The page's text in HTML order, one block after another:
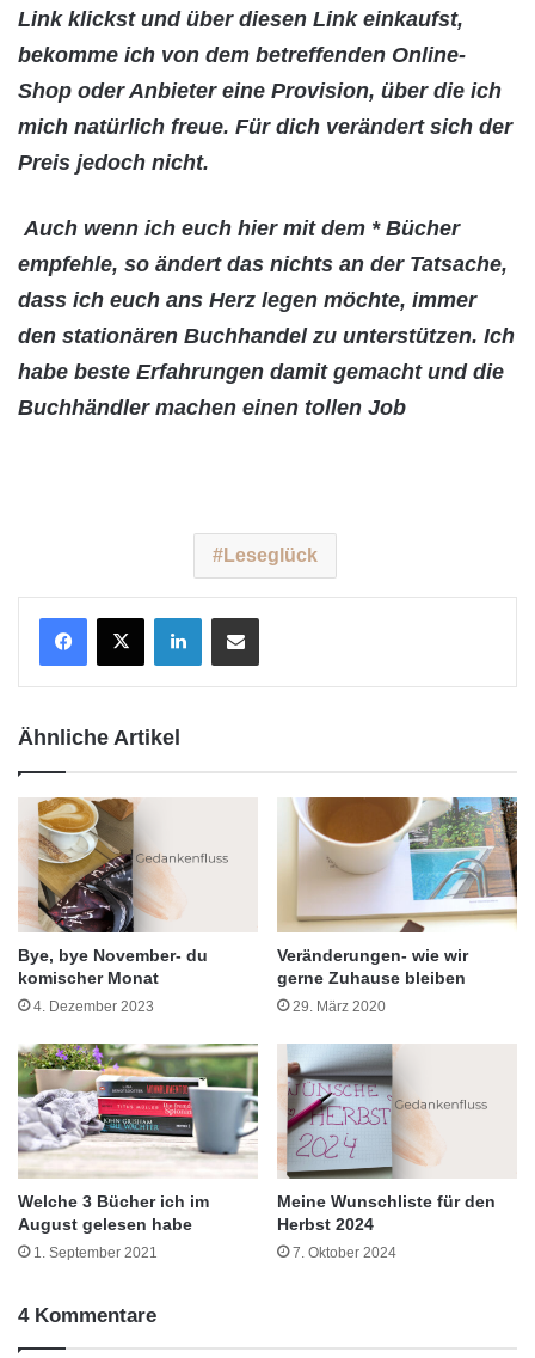
Link klickst und über diesen Link einkaufst,
bekomme ich von dem betreffenden Online-
Shop oder Anbieter eine Provision, über die ich
mich natürlich freue. Für dich verändert sich der
Preis jedoch nicht.
Auch wenn ich euch hier mit dem * Bücher
empfehle, so ändert das nichts an der Tatsache,
dass ich euch ans Herz legen möchte, immer
den stationären Buchhandel zu unterstützen. Ich
habe beste Erfahrungen damit gemacht und die
Buchhändler machen einen tollen Job
Leseglück
Ähnliche Artikel
Bye, bye November- du
komischer Monat
4. Dezember 2023
Veränderungen- wie wir
gerne Zuhause bleiben
29. März 2020
Welche 3 Bücher ich im
August gelesen habe
1. September 2021
Meine Wunschliste für den
Herbst 2024
7. Oktober 2024
4 Kommentare